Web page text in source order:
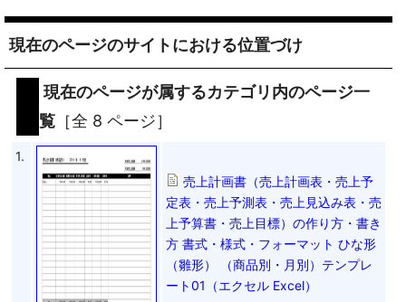
現在のページのサイトにおける位置づけ
現在のページが属するカテゴリ内のページ一
覧 ［全 8 ページ］
1.
売上計画書（売上計画表・売上予
定表・売上予測表・売上見込み表・売
上予算書・売上目標）の作り方・書き
方 書式・様式・フォーマット ひな形
（雛形） （商品別・月別）テンプレ
ート01（エクセル Excel）